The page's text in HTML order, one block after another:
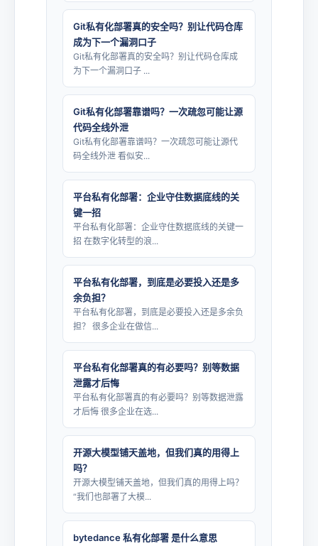
Git私有化部署真的安全吗？别让代码仓库
成为下一个漏洞口子
Git私有化部署真的安全吗？别让代码仓库成
为下一个漏洞口子 ...
Git私有化部署靠谱吗？一次疏忽可能让源
代码全线外泄
Git私有化部署靠谱吗？一次疏忽可能让源代
码全线外泄 看似安...
平台私有化部署：企业守住数据底线的关
键一招
平台私有化部署：企业守住数据底线的关键一
招 在数字化转型的浪...
平台私有化部署，到底是必要投入还是多
余负担？
平台私有化部署，到底是必要投入还是多余负
担？ 很多企业在做信...
平台私有化部署真的有必要吗？别等数据
泄露才后悔
平台私有化部署真的有必要吗？别等数据泄露
才后悔 很多企业在选...
开源大模型铺天盖地，但我们真的用得上
吗？
开源大模型铺天盖地，但我们真的用得上吗？
“我们也部署了大模...
bytedance 私有化部署 是什么意思